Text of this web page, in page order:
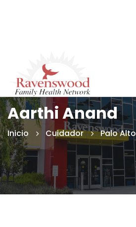
Aarthi Anand
Inicio Cuidador Palo Alto